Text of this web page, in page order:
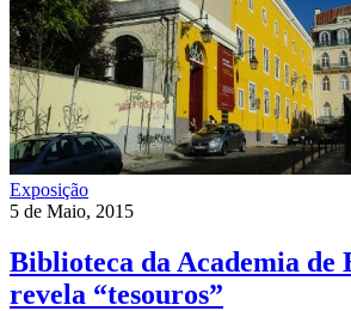
Exposição
5 de Maio, 2015
Biblioteca da Academia de
revela “tesouros”